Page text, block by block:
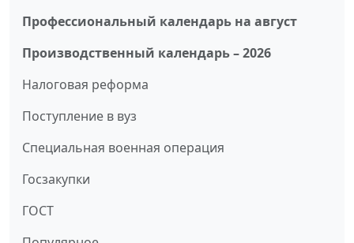
Профессиональный календарь на август
Производственный календарь – 2026
Налоговая реформа
Поступление в вуз
Специальная военная операция
Госзакупки
ГОСТ